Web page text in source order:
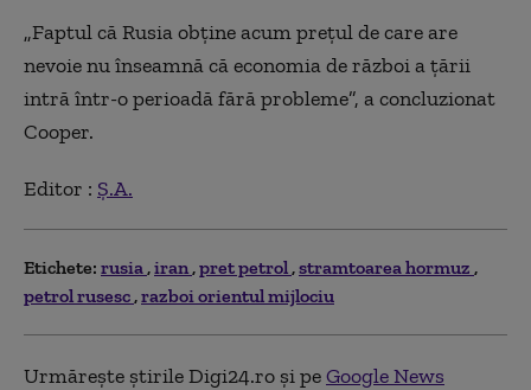
„Faptul că Rusia obține acum prețul de care are
nevoie nu înseamnă că economia de război a țării
intră într-o perioadă fără probleme”, a concluzionat
Cooper.
Editor : Ș.A.
Etichete: rusia iran pret petrol stramtoarea hormuz
petrol rusesc razboi orientul mijlociu
Urmărește știrile Digi24.ro și peGoogle News